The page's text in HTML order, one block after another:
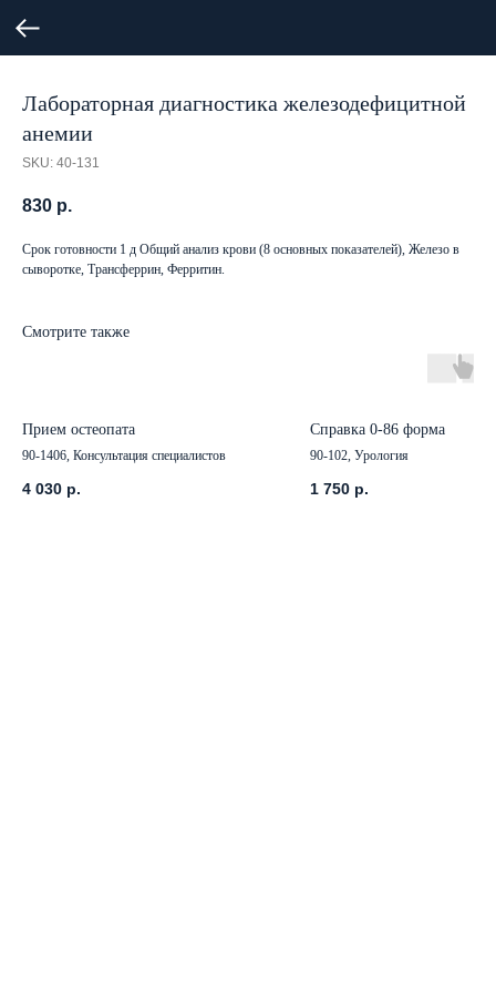
Лабораторная диагностика железодефицитной
анемии
SKU: 40-131
830 р.
Срок готовности 1 д Общий анализ крови (8 основных показателей), Железо в
сыворотке, Трансферрин, Ферритин.
Смотрите также
Прием остеопата
90-1406, Консультация специалистов
4 030 р.
Справка 0-86 форма
90-102, Урология
1 750 р.